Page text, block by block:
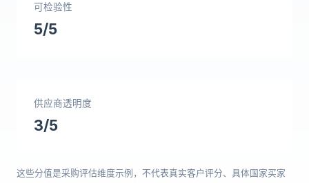
可检验性
5/5
供应商透明度
3/5
这些分值是采购评估维度示例，不代表真实客户评分、具体国家买家